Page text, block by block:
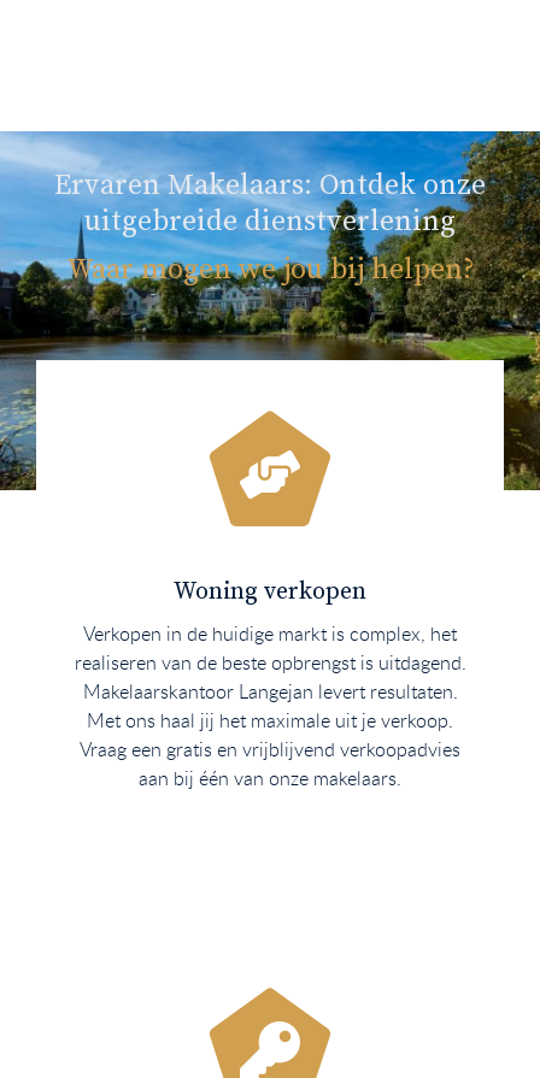
Ervaren Makelaars: Ontdek onze
uitgebreide dienstverlening
Waar mogen we jou bij helpen?
Woning verkopen
Verkopen in de huidige markt is complex, het
realiseren van de beste opbrengst is uitdagend.
Makelaarskantoor Langejan levert resultaten.
Met ons haal jij het maximale uit je verkoop.
Vraag een gratis en vrijblijvend verkoopadvies
aan bij één van onze makelaars.